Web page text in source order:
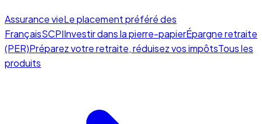
Assurance vieLe placement préféré des
FrançaisSCPIInvestir dans la pierre-papierÉpargne retraite
(PER)Préparez votre retraite, réduisez vos impôtsTous les
produits